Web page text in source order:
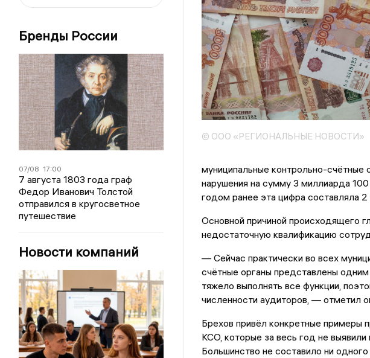
Бренды России
07/08 17:00
7 августа 1803 года граф
Федор Иванович Толстой
отправился в кругосветное
путешествие
Новости компаний
© ООО «РЕГИОНАЛЬНЫЕ НОВОСТИ»
муниципальные контрольно-счётные
нарушения на сумму 3 миллиарда
годом ранее эта цифра составляла
Основной причиной происходящего
недостаточную квалификацию
— Сейчас практически во всех
счётные органы представлены
тяжело выполнять все функции,
численности аудиторов, — отметил
Брехов привёл конкретные примеры
КСО, которые за весь год не
Большинство не составило ни